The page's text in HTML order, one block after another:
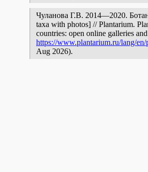
Чуланова Г.В. 2014—2020.
taxa with photos] // Plantarium.
countries: open online galleries
https://www.plantarium.ru/lang/
Aug 2026).